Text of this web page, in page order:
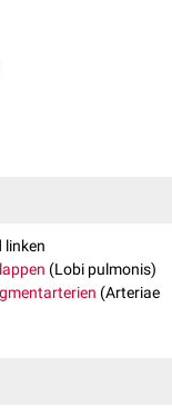
linken
(Lobi pulmonis)
(Arteriae